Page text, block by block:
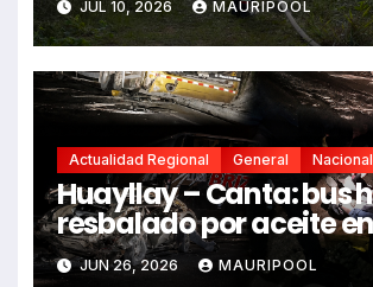
JUL 10, 2026 MAURIPOOL
Actualidad Regional General
Huayllay – Canta: bus
resbalado por aceite
impactó auto
JUN 26, 2026 MAURIPOOL